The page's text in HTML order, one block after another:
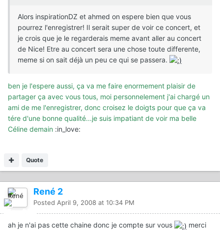
Alors inspirationDZ et ahmed on espere bien que vous
pourrez l'enregistrer! Il serait super de voir ce concert, et
je crois que je le regarderais meme avant aller au concert
de Nice! Etre au concert sera une chose toute differente,
meme si on sait déjà un peu ce qui se passera.
ben je l'espere aussi, ça va me faire enormement plaisir de
partager ça avec vous tous, moi personnelement j'ai chargé un
ami de me l'enregistrer, donc croisez le doigts pour que ça va
tére d'une bonne qualité...je suis impatiant de voir ma belle
Céline demain :in_love:
Quote
René 2
Posted April 9, 2008 at 10:34 PM
ah je n'ai pas cette chaine donc je compte sur vous
merci